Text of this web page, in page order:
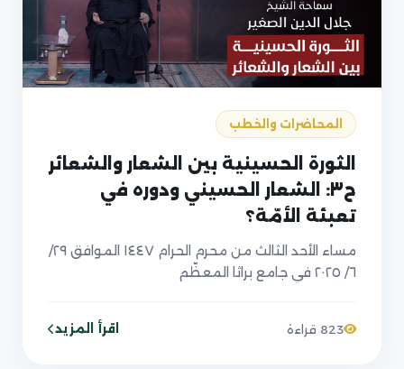
المحاضرات والخطب
الثورة الحسينية بين الشعار والشعائر
ح٣: الشعار الحسيني ودوره في
تعبئة الأمّة؟
مساء الأحد الثالث من محرم الحرام ١٤٤٧ الموافق ٢٩/
٦/ ٢٠٢٥ في جامع براثا المعظّم
823 قراءة اقرأ المزيد